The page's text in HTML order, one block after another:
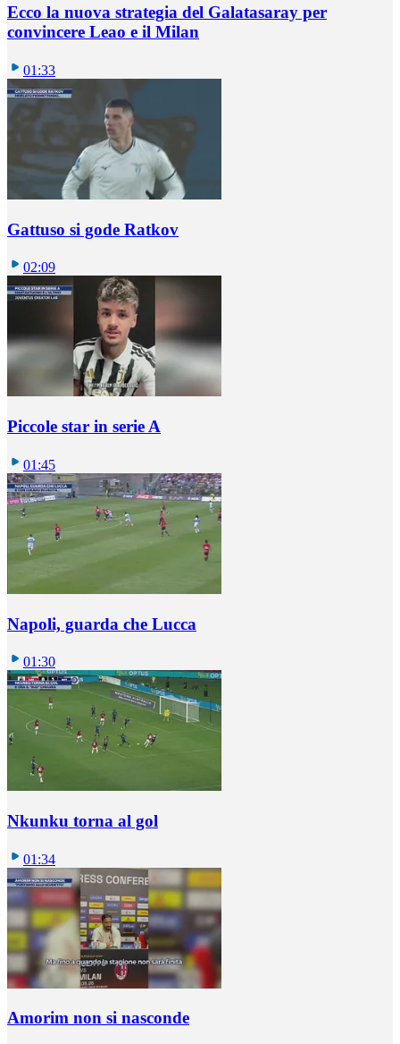
Ecco la nuova strategia del Galatasaray per
convincere Leao e il Milan
01:33
Gattuso si gode Ratkov
02:09
Piccole star in serie A
01:45
Napoli, guarda che Lucca
01:30
Nkunku torna al gol
01:34
Amorim non si nasconde